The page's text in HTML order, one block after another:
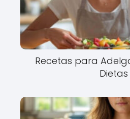
Recetas para
Dietas